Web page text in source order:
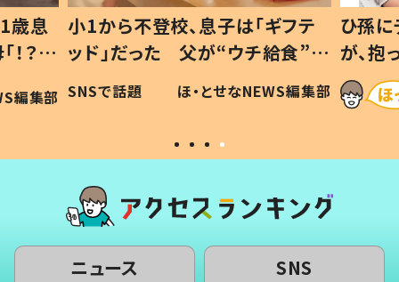
歳息
？」
編集部
小1から不登校、息子は「ギフテ
ッド」だった 父が“ウチ給食”を
作り続ける理由とは #令和の親
#令和の子
SNSで話題 ほ・とせなNEWS編集部
ひ孫
が、
「涙が
い」
ニュース SNS